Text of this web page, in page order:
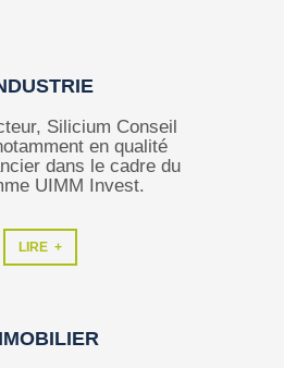
Silicium Conseil
en qualité
dans le cadre du
UIMM Invest.
LIRE +